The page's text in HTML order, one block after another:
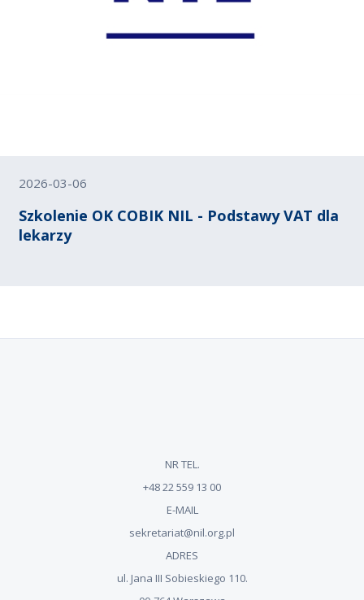
2026-03-06
Szkolenie OK COBIK NIL - Podstawy VAT dla
lekarzy
NR TEL.
+48 22 559 13 00
E-MAIL
sekretariat@nil.org.pl
ADRES
ul. Jana III Sobieskiego 110.